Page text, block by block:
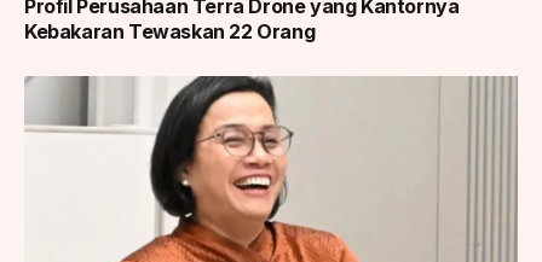
Profil Perusahaan Terra Drone yang Kantornya
Kebakaran Tewaskan 22 Orang